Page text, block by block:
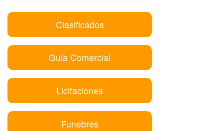
Clasificados
Guia Comercial
Licitaciones
Funebres